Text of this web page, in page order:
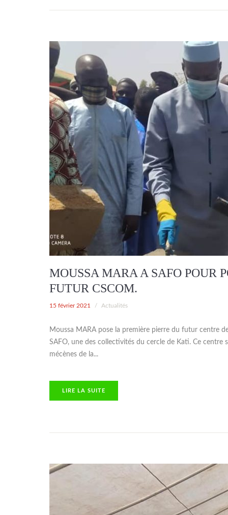
MOUSSA MARA A SAFO POUR
FUTUR CSCOM.
15 février 2021 / Actualités
Moussa MARA pose la première pierre du futur centre
SAFO, une des collectivités du cercle de Kati. Ce
mécènes de la...
LIRE LA SUITE